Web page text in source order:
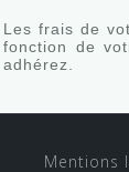
Les frais de
fonction de
adhérez.
Mentions